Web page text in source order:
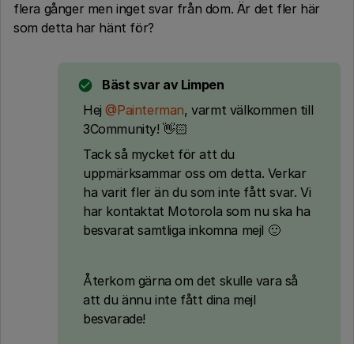
flera gånger men inget svar från dom. Är det fler här
som detta har hänt för?
Bäst svar av Limpen
Hej ​@Painterman, varmt välkommen till
3Community! 👋🏻
Tack så mycket för att du
uppmärksammar oss om detta. Verkar
ha varit fler än du som inte fått svar. Vi
har kontaktat Motorola som nu ska ha
besvarat samtliga inkomna mejl 🙂
Återkom gärna om det skulle vara så
att du ännu inte fått dina mejl
besvarade!